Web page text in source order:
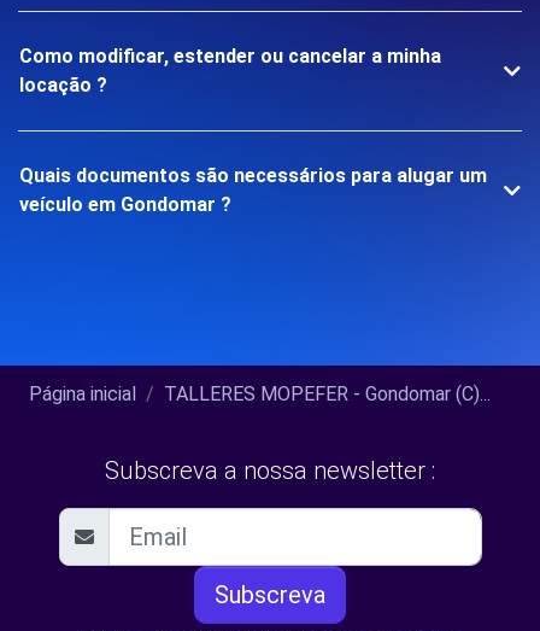
Como modificar, estender ou cancelar a minha
locação ?
Quais documentos são necessários para alugar um
veículo em Gondomar ?
Página inicial TALLERES MOPEFER - Gondomar (C)...
Subscreva a nossa newsletter :
Subscreva